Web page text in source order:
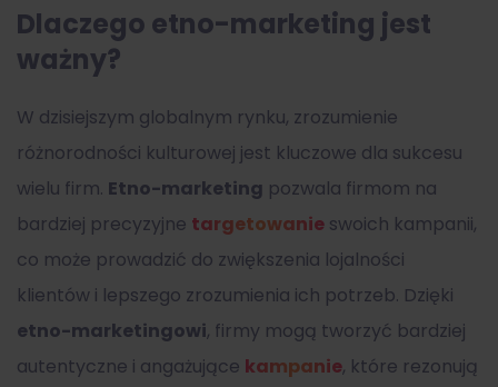
Dlaczego etno-marketing jest
ważny?
W dzisiejszym globalnym rynku, zrozumienie
różnorodności kulturowej jest kluczowe dla sukcesu
wielu firm. Etno-marketing pozwala firmom na
bardziej precyzyjne targetowanie swoich kampanii,
co może prowadzić do zwiększenia lojalności
klientów i lepszego zrozumienia ich potrzeb. Dzięki
etno-marketingowi, firmy mogą tworzyć bardziej
autentyczne i angażujące kampanie, które rezonują